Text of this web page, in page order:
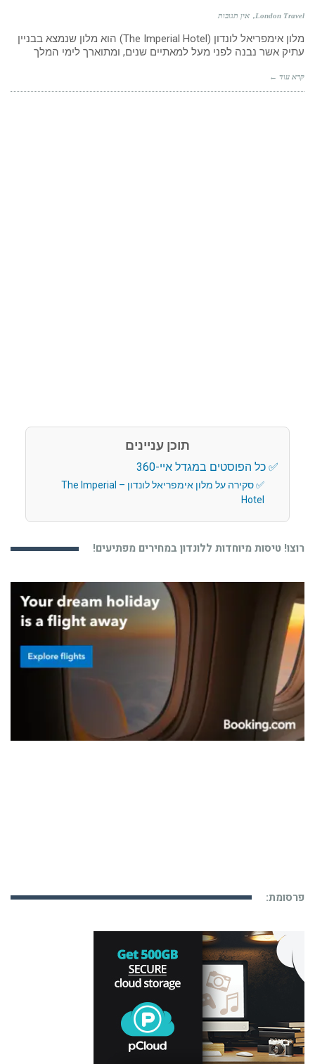
London Travel אין תגובות
מלון אימפריאל לונדון (The Imperial Hotel) הוא מלון שנמצא בבניין
עתיק אשר נבנה לפני מעל למאתיים שנים, ומתוארך לימי המלך
קרא עוד ←
תוכן עניינים
כל הפוסטים במגדל איי-360
סקירה על מלון אימפריאל לונדון – The Imperial
Hotel
רוצו! טיסות מיוחדות ללונדון במחירים מפתיעים!
פרסומת: